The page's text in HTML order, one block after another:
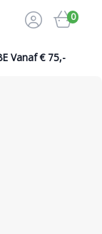
0
Vanaf € 75,-